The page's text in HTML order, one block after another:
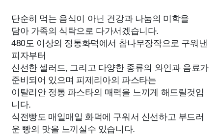
단순히 먹는 음식이 아닌 건강과 나눔의 미학을
담아 가족의 식탁으로 다가서겠습니다.
480도 이상의 정통화덕에서 참나무장작으로 구워낸
피자부터
신선한 셀러드, 그리고 다양한 종류의 와인과 음료가
준비되어 있으며 피제리아의 파스타는
이탈리안 정통 파스타의 매력을 느끼게 해드릴것입
니다.
식전빵도 매일매일 화덕에 구워서 신선하고 부드러
운 빵의 맛을 느끼실수 있습니다.